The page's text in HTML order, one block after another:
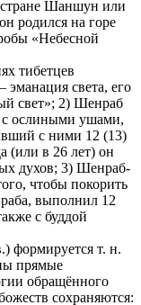
Шаншун или
родился на горе
«Небесной
тибетцев
света, его
свет»; 2) Шенраб
с ослиными ушами,
с ними 12 (13)
(или в 26 лет) он
духов; 3) Шенраб-
чтобы покорить
выполнил 12
с буддой
формируется т. н.
прямые
обращённого
сохраняются: